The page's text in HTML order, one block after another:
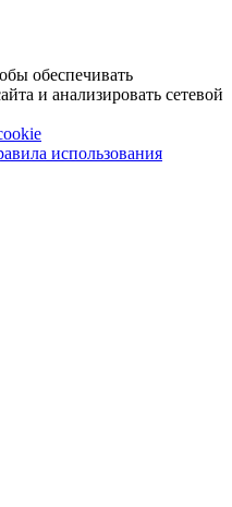
обеспечивать
и анализировать сетевой
использования